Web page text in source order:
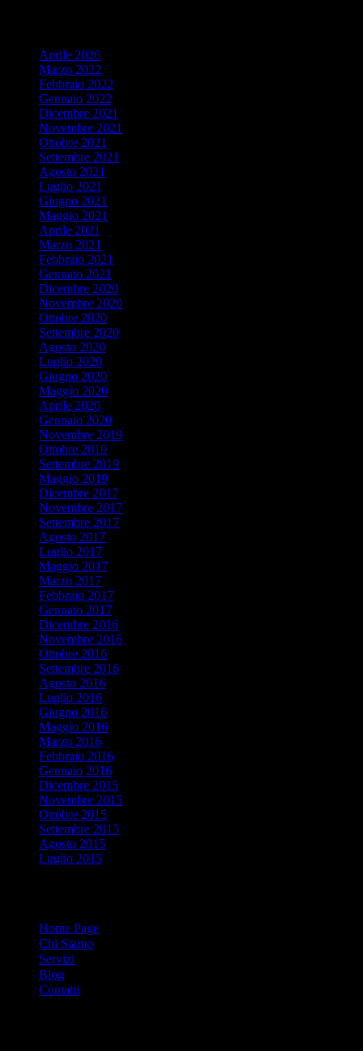
Aprile 2026
Marzo 2022
Febbraio 2022
Gennaio 2022
Dicembre 2021
Novembre 2021
Ottobre 2021
Settembre 2021
Agosto 2021
Luglio 2021
Giugno 2021
Maggio 2021
Aprile 2021
Marzo 2021
Febbraio 2021
Gennaio 2021
Dicembre 2020
Novembre 2020
Ottobre 2020
Settembre 2020
Agosto 2020
Luglio 2020
Giugno 2020
Maggio 2020
Aprile 2020
Gennaio 2020
Novembre 2019
Ottobre 2019
Settembre 2019
Maggio 2019
Dicembre 2017
Novembre 2017
Settembre 2017
Agosto 2017
Luglio 2017
Maggio 2017
Marzo 2017
Febbraio 2017
Gennaio 2017
Dicembre 2016
Novembre 2016
Ottobre 2016
Settembre 2016
Agosto 2016
Luglio 2016
Giugno 2016
Maggio 2016
Marzo 2016
Febbraio 2016
Gennaio 2016
Dicembre 2015
Novembre 2015
Ottobre 2015
Settembre 2015
Agosto 2015
Luglio 2015
Home Page
Chi Siamo
Servizi
Blog
Contatti